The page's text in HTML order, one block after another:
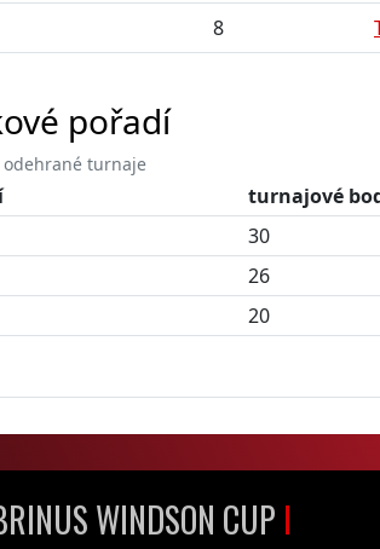
8
pořadí
odehrané turnaje
turnajové
30
26
20
WINDSON CUP I